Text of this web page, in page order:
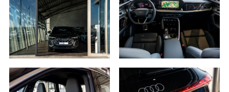
2. Posiadają Państwo prawo do żądania od
administratora dostępu do danych osobowych,
ich sprostowania, usunięcia lub ograniczenia
przetwarzania, a także prawo sprzeciwu,
żądania zaprzestania przetwarzania i
przenoszenia danych, jak również prawo do
cofnięcia zgody w dowolnym momencie bez
wpływu na zgodność z prawem przetwarzania,
którego dokonano na podstawie zgody przed
jej cofnięciem